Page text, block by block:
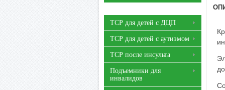
ТСР для детей с ДЦП
ТСР для детей с аутизмом
ТСР после инсульта
Подъемники для
инвалидов